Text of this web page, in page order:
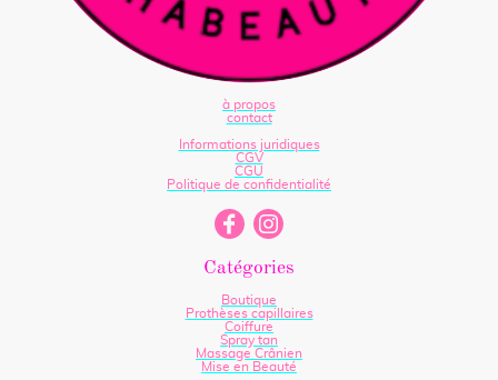
à propos
contact
Informations juridiques
CGV
CGU
Politique de confidentialité
Catégories
Boutique
Prothèses capillaires
Coiffure
Spray tan
Massage Crânien
Mise en Beauté